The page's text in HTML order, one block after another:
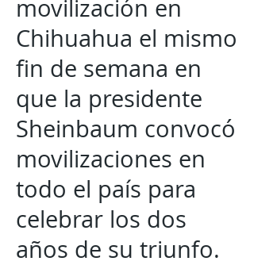
movilización en
Chihuahua el mismo
fin de semana en
que la presidente
Sheinbaum convocó
movilizaciones en
todo el país para
celebrar los dos
años de su triunfo.